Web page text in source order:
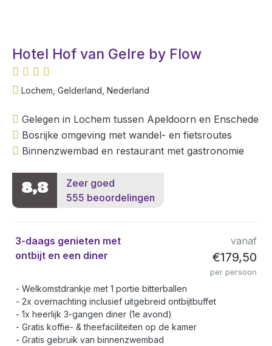
Hotel Hof van Gelre by Flow
Lochem, Gelderland, Nederland
Gelegen in Lochem tussen Apeldoorn en Enschede
Bosrijke omgeving met wandel- en fietsroutes
Binnenzwembad en restaurant met gastronomie
8,3
Zeer goed
555 beoordelingen
3-daags genieten met
ontbijt en een diner
vanaf
€179,50
per persoon
Welkomstdrankje met 1 portie bitterballen
2x overnachting inclusief uitgebreid ontbijtbuffet
1x heerlijk 3-gangen diner (1e avond)
Gratis koffie- & theefaciliteiten op de kamer
Gratis gebruik van binnenzwembad